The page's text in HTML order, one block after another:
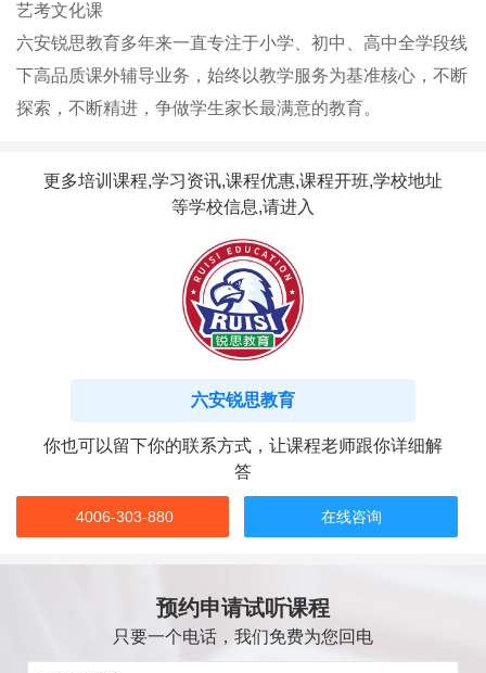
艺考文化课
六安锐思教育多年来一直专注于小学、初中、高中全学段线
下高品质课外辅导业务​，始终以教学服务为基准核心，不断
探索，不断精进，争做学生家长最满意的教育。
更多培训课程,学习资讯,课程优惠,课程开班,学校地址
等学校信息,请进入
六安锐思教育
你也可以留下你的联系方式，让课程老师跟你详细解
答
4006-303-880 在线咨询
预约申请试听课程
只要一个电话，我们免费为您回电